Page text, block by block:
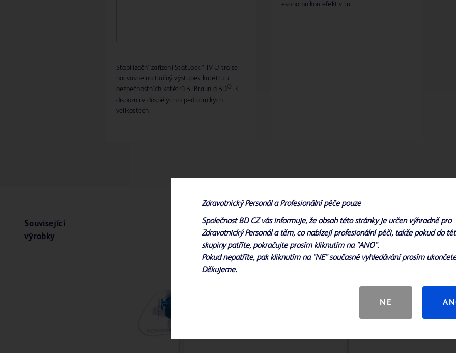
Stabilizační zařízení StatLock™ IV Ultra se
nacvakne na tlačný výstupek katétru u
bezpečnostních katétrů B. Braun a BD ® . K
dispozici v dospělých a pediatrických
velikostech.
ekonomickou efektivitu.
Související
výrobky
Zdravotnický Personál a Profesionální péče pouze
Společnost BD CZ vás informuje, že obsah této stránky je určen výhradně pro
Zdravotnický Personál a těm, co nabízejí profesionální péči, takže pokud do
skupiny patříte, pokračujte prosím kliknutím na "ANO".
Pokud nepatříte, pak kliknutím na "NE" současné vyhledávání prosím
Děkujeme.
NE